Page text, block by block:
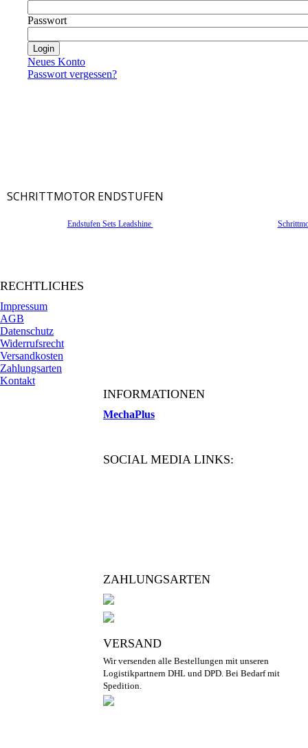
Passwort
Neues Konto
Passwort vergessen?
SCHRITTMOTOR ENDSTUFEN
Endstufen Sets Leadshine
RECHTLICHES
Impressum
AGB
Datenschutz
Widerrufsrecht
Versandkosten
Zahlungsarten
Kontakt
INFORMATIONEN
MechaPlus
SOCIAL MEDIA LINKS:
ZAHLUNGSARTEN
VERSAND
Wir versenden alle Bestellungen mit unseren
Logistikpartnern DHL und DPD. Bei Bedarf mit
Spedition.